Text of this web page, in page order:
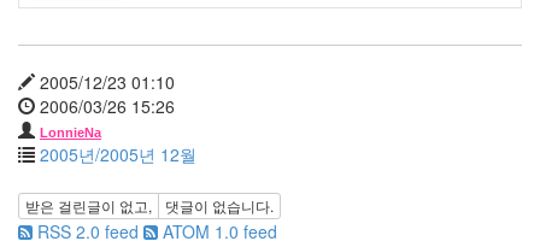
2005/12/23 01:10
2006/03/26 15:26
LonnieNa
2005년/2005년 12월
받은 걸린글이 없고, 댓글이 없습니다.
RSS 2.0 feed ATOM 1.0 feed
5
월
3
2010
년
6
월
2
2010